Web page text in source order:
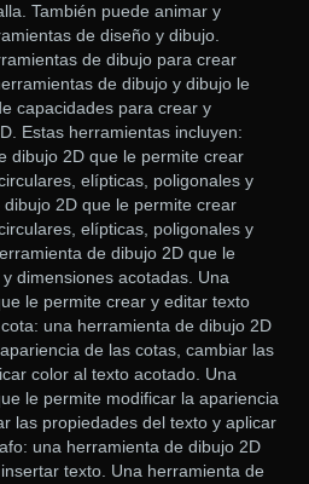
También puede animar y
de diseño y dibujo.
de dibujo para crear
de dibujo y dibujo le
capacidades para crear y
Estas herramientas incluyen:
dibujo 2D que le permite crear
elípticas, poligonales y
2D que le permite crear
elípticas, poligonales y
de dibujo 2D que le
dimensiones acotadas. Una
le permite crear y editar texto
una herramienta de dibujo 2D
de las cotas, cambiar las
color al texto acotado. Una
le permite modificar la apariencia
las propiedades del texto y aplicar
una herramienta de dibujo 2D
texto. Una herramienta de